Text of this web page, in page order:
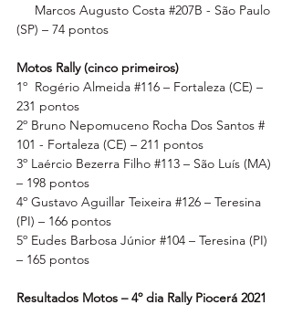
     Marcos Augusto Costa
#207B - São Paulo
(SP) – 74 pontos
Motos Rally (cinco primeiros)
1º  Rogério Almeida #116 – Fortaleza (CE) –
231 pontos
2º Bruno Nepomuceno Rocha Dos Santos #
101 - Fortaleza (CE) – 211 pontos
3º Laércio Bezerra Filho #113 – São Luís (MA)
– 198 pontos
4º Gustavo Aguillar Teixeira #126 – Teresina
(PI) – 166 pontos
5º Eudes Barbosa Júnior #104 – Teresina (PI)
– 165 pontos
Resultados Motos – 4º dia Rally Piocerá 2021